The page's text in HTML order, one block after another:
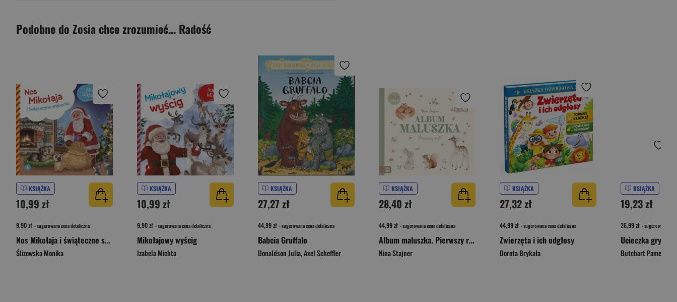
Podobne do Zosia chce zrozumieć... Radość
KSIĄŻKA
10,99 zł
9,90 zł - sugerowana cena detaliczna
Nos Mikołaja i świąteczne sreberko
Ślizowska Monika
KSIĄŻKA
10,99 zł
9,90 zł - sugerowana cena detaliczna
Mikołajowy wyścig
Izabela Michta
KSIĄŻKA
27,27 zł
44,99 zł - sugerowana cena detaliczna
Babcia Gruffalo
Donaldson Julia,Axel Scheffler
KSIĄŻKA
28,40 zł
44,99 zł - sugerowana cena detaliczna
Album maluszka. Pierwszy rok. Baby love
Nina Stajner
KSIĄŻKA
27,32 zł
44,99 zł - sugerowana cena detaliczna
Zwierzęta i ich odgłosy
Dorota Brykała
KSIĄŻKA
19,23 zł
26,99 zł - sugerowana
Butchart Pamela